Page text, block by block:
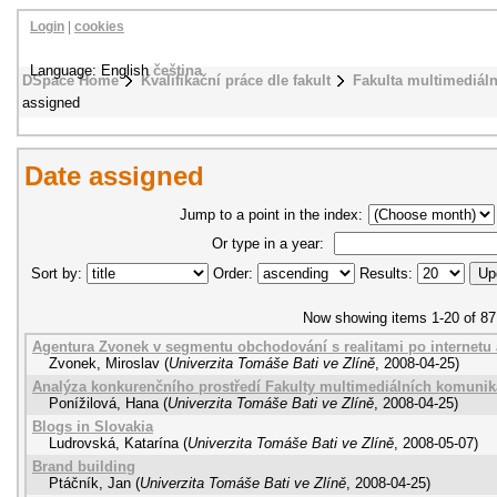
DSpace Home Kvalifikační práce dle fakult
Fakulta
assigned
Login cookies
Language: Englishčeština
Date assigned
Jump to a point in the index:
Or type in a year:
Sort by:
Order: Results:
Now showing items 1-20 of 87
Agentura Zvonek v segmentu obchodování s realitami po
Zvonek, Miroslav (Univerzita Tomáše Bati ve Zlíně, 2008-04-25)
Analýza konkurenčního prostředí Fakulty multimediálních
Ponížilová, Hana (Univerzita Tomáše Bati ve Zlíně, 2008-04-25)
Blogs in Slovakia
Ludrovská, Katarína (Univerzita Tomáše Bati ve Zlíně, 2008-05-07)
Brand building
Ptáčník, Jan (Univerzita Tomáše Bati ve Zlíně, 2008-04-25)